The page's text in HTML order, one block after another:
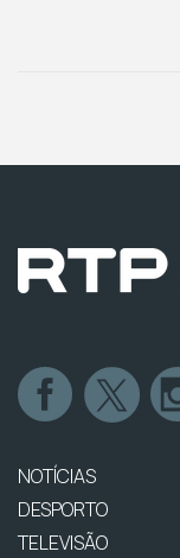
NOTÍCIAS
DESPORTO
TELEVISÃO